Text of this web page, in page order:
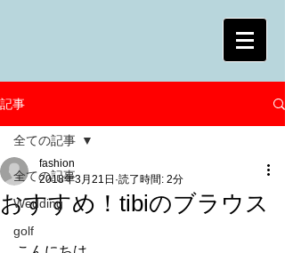
記事
全ての記事
Wedding
golf
全ての記事
おすすめ！tibiのブラウス
fashion
2018年3月21日 読了時間: 2分